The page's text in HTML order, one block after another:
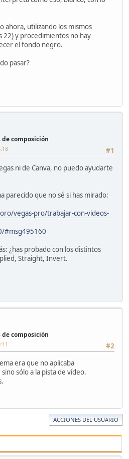
ahora, utilizando los mismos
22) y procedimientos no hay
el fondo negro.
pasar?
de composición
#1
ni de Canva, no puedo ayudarte
parecido que no sé si has mirado:
vegas-pro/trabajar-con-videos-
#msg495160
¿has probado con los distintos
Straight, Invert.
de composición
#2
era que no aplicaba
sólo a la pista de vídeo.
ACCIONES DEL USUARIO